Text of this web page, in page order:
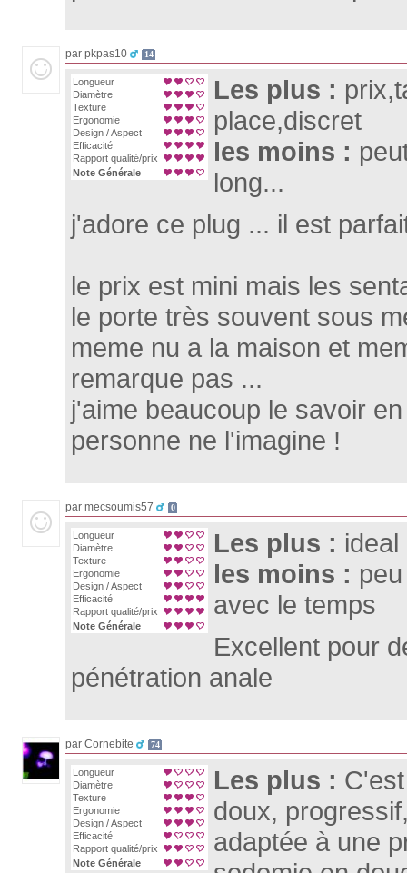
par pkpas10 14
Longueur
Diamètre
Texture
Ergonomie
Design / Aspect
Efficacité
Rapport qualité/prix
Note Générale
Les plus :
place,discret
les moins :
long...
j'adore ce plug ... il est
le prix est mini mais les
le porte très souvent sous
meme nu a la maison et
remarque pas ...
j'aime beaucoup le savoir
personne ne l'imagine !
par mecsoumis57 0
Longueur
Diamètre
Texture
Ergonomie
Design / Aspect
Efficacité
Rapport qualité/prix
Note Générale
Les plus :
les moins :
avec le temps
Excellent pour
pénétration anale
par Cornebite 74
Longueur
Diamètre
Texture
Ergonomie
Design / Aspect
Efficacité
Rapport qualité/prix
Note Générale
Les plus :
doux,
adaptée à une